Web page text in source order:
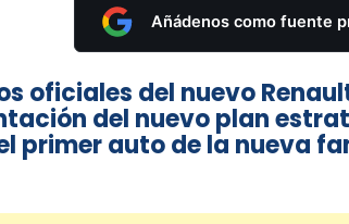
Añádenos como fuente
oficiales del nuevo
del nuevo plan
primer auto de la nueva